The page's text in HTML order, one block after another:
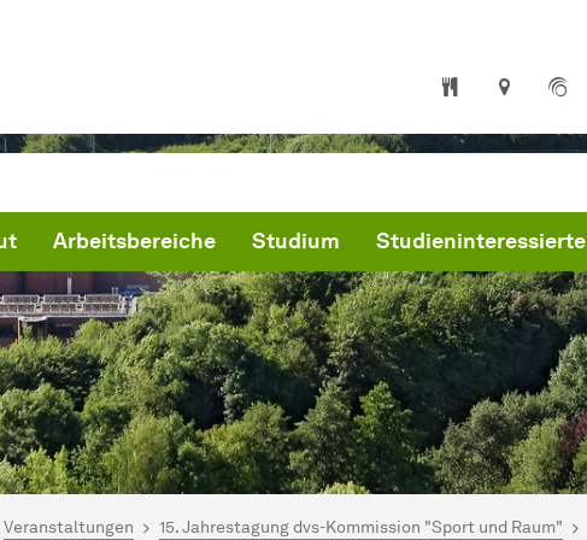
Arbeitsbereiche Studium Studieninteressierte
hier:des Sportinstituts der TU Dortmund
Veranstaltungen 15. Jahrestagung dvs-Kommission "Sport und Raum"